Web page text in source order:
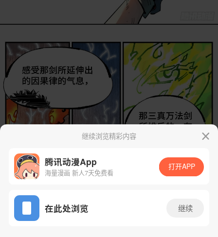
App免费看
继续浏览精彩内容
腾讯动漫App
海量漫画 新人7天免费看
打开APP
在此处浏览 继续